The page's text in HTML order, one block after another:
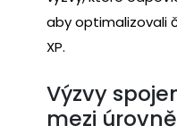
aby optimalizovali
XP.
Výzvy
mezi